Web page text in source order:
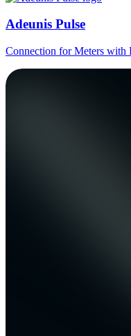
Adeunis Pulse
Connection for Meters